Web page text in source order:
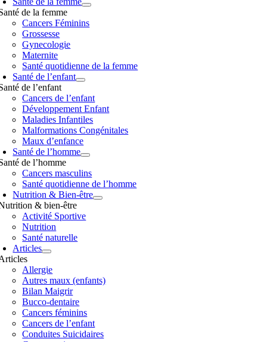
de la femme
Cancers Féminins
Grossesse
Gynecologie
Maternite
Santé quotidienne de la femme
Santé de l’enfant
de l’enfant
Cancers de l’enfant
Développement Enfant
Maladies Infantiles
Malformations Congénitales
Maux d’enfance
Santé de l’homme
de l’homme
Cancers masculins
Santé quotidienne de l’homme
Nutrition & Bien-être
& bien-être
Activité Sportive
Nutrition
Santé naturelle
Articles
Allergie
Autres maux (enfants)
Bilan Maigrir
Bucco-dentaire
Cancers féminins
Cancers de l’enfant
Conduites Suicidaires